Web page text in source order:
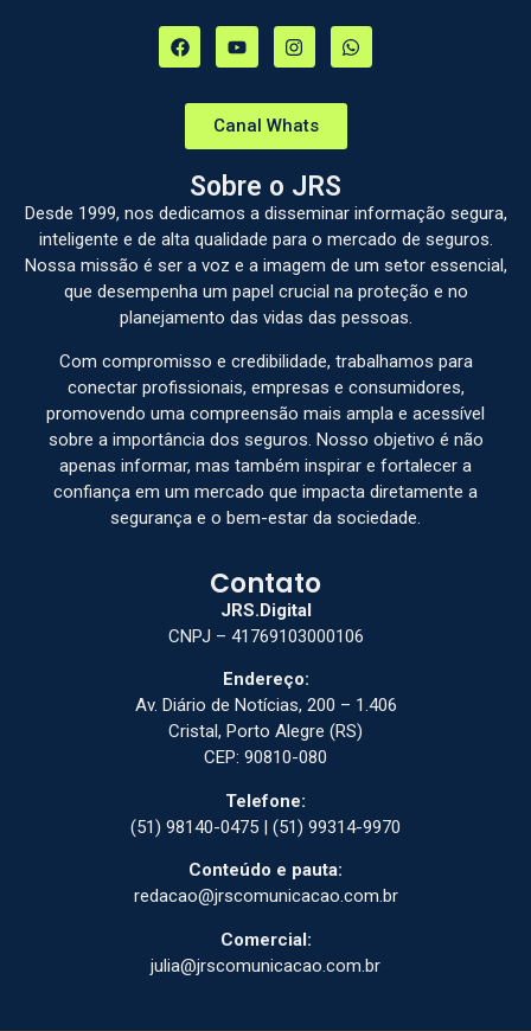
Canal Whats
Sobre o JRS
Desde 1999, nos dedicamos a disseminar informação segura,
inteligente e de alta qualidade para o mercado de seguros.
Nossa missão é ser a voz e a imagem de um setor essencial,
que desempenha um papel crucial na proteção e no
planejamento das vidas das pessoas.
Com compromisso e credibilidade, trabalhamos para
conectar profissionais, empresas e consumidores,
promovendo uma compreensão mais ampla e acessível
sobre a importância dos seguros. Nosso objetivo é não
apenas informar, mas também inspirar e fortalecer a
confiança em um mercado que impacta diretamente a
segurança e o bem-estar da sociedade.
Contato
JRS.Digital
CNPJ – 41769103000106
Endereço:
Av. Diário de Notícias, 200 – 1.406
Cristal, Porto Alegre (RS)
CEP: 90810-080
Telefone:
(51) 98140-0475 | (51) 99314-9970
Conteúdo e pauta:
redacao@jrscomunicacao.com.br
Comercial:
julia@jrscomunicacao.com.br